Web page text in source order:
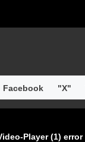
Facebook "X"
Player (1) error